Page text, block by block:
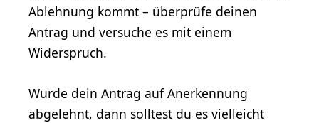
Ablehnung kommt – überprüfe deinen
Antrag und versuche es mit einem
Widerspruch.
Wurde dein Antrag auf Anerkennung
abgelehnt, dann solltest du es vielleicht